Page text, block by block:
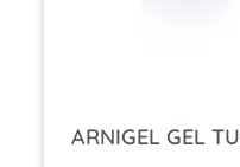
ARNIGEL GEL